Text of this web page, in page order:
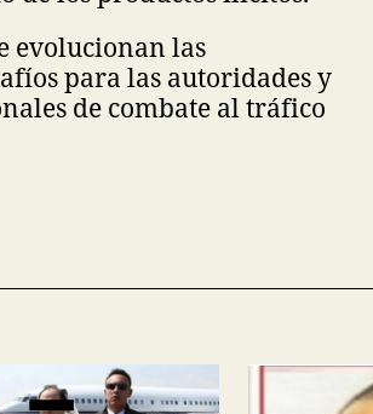
evolucionan las
para las autoridades y
de combate al tráfico